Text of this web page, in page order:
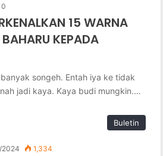
15 WARNA
KEPADA
songeh. Entah iya ke tidak
jadi kaya. Kaya budi mungkin.…
Buletin
1,334